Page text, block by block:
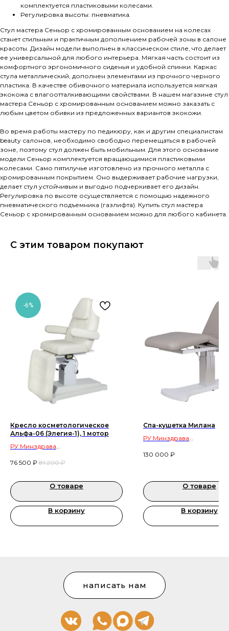
комплектуется пластиковыми колесами.
Регулировка высоты: пневматика.
Стул мастера Сеньор с хромированным основанием на колесах
станет стильным и практичным дополнением рабочей зоны в салоне
красоты. Дизайн модели выполнен в классическом стиле, что делает
ее универсальной для любого интерьера. Мягкая часть состоит из
комфортного эргономичного сиденья и удобной спинки. Каркас
стула металлический, дополнен элементами из прочного черного
пластика. В качестве обивочного материала используется мягкая
экокожа с влагоотталкивающими свойствами. В нашем магазине стул
мастера Сеньор с хромированным основанием можно заказать с
любым цветом обивки из предложенных вариантов экокожи.
Во время работы мастеру по педикюру, как и другим специалистам
beauty салонов, необходимо свободно перемещаться в рабочей
зоне, поэтому стул должен быть мобильным. Для этого основание
модели Сеньор комплектуется вращающимися пластиковыми
колесами. Само пятилучье изготовлено из прочного металла с
хромированным покрытием. Оно выдерживает рабочие нагрузки,
делает стул устойчивым и выгодно подчеркивает его дизайн.
Регулировка по высоте осуществляется с помощью надежного
пневматического подъемника (газлифта). Купить стул мастера
Сеньор с хромированным основанием можно для любого кабинета.
С этим товаром покупают
-6%
Кресло косметологическое
Альфа-06 (Элегия-1), 1 мотор
РУ Минздрава
красоты и косметологических
76 500 ₽ 81 200 ₽
О товаре
В корзину
Спа-кушетка Милана
РУ Минздрава
красоты и
130 000 ₽
О товаре
В корзину
написать нам